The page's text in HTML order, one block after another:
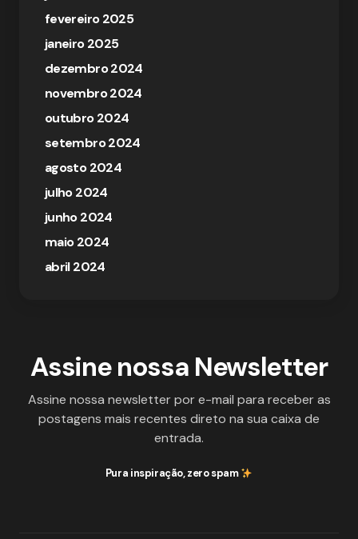
fevereiro 2025
janeiro 2025
dezembro 2024
novembro 2024
outubro 2024
setembro 2024
agosto 2024
julho 2024
junho 2024
maio 2024
abril 2024
Assine nossa Newsletter
Assine nossa newsletter por e-mail para receber as
postagens mais recentes direto na sua caixa de
entrada.
Pura inspiração, zero spam